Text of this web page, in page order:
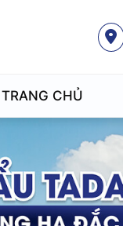
TRANG CHỦ